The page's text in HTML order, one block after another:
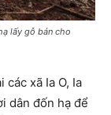
lấy gỗ bán cho
xã Ia O, Ia
dân đốn hạ để